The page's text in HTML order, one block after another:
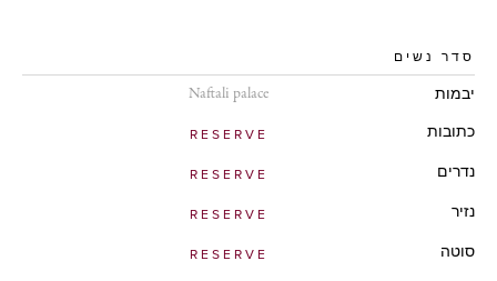
סדר נשים
יבמות Naftali palace
כתובות RESERVE
נדרים RESERVE
נזיר RESERVE
סוטה RESERVE